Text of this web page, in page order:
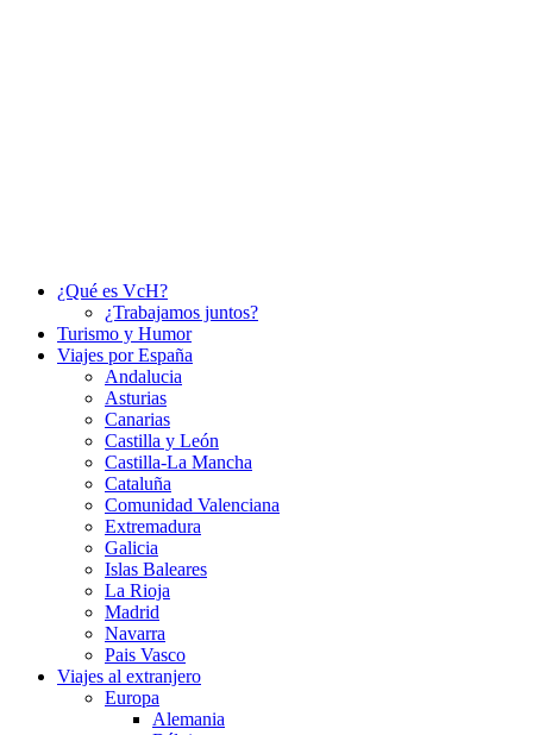
¿Qué es VcH?
¿Trabajamos juntos?
Turismo y Humor
Viajes por España
Andalucia
Asturias
Canarias
Castilla y León
Castilla-La Mancha
Cataluña
Comunidad Valenciana
Extremadura
Galicia
Islas Baleares
La Rioja
Madrid
Navarra
Pais Vasco
Viajes al extranjero
Europa
Alemania